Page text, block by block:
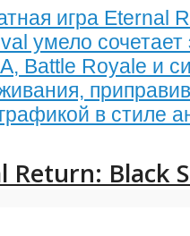
игра Eternal
умело
Battle Royale и
графикой в стиле
Return: Black